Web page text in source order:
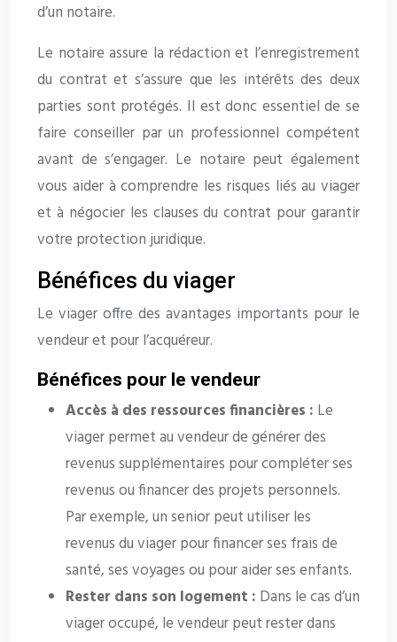
d’un notaire.
Le notaire assure la rédaction et l’enregistrement
du contrat et s’assure que les intérêts des deux
parties sont protégés. Il est donc essentiel de se
faire conseiller par un professionnel compétent
avant de s’engager. Le notaire peut également
vous aider à comprendre les risques liés au viager
et à négocier les clauses du contrat pour garantir
votre protection juridique.
Bénéfices du viager
Le viager offre des avantages importants pour le
vendeur et pour l’acquéreur.
Bénéfices pour le vendeur
Accès à des ressources financières : Le
viager permet au vendeur de générer des
revenus supplémentaires pour compléter ses
revenus ou financer des projets personnels.
Par exemple, un senior peut utiliser les
revenus du viager pour financer ses frais de
santé, ses voyages ou pour aider ses enfants.
Rester dans son logement : Dans le cas d’un
viager occupé, le vendeur peut rester dans